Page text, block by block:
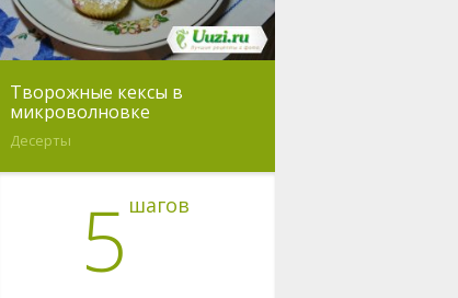
Творожные кексы в
микроволновке
Десерты
5 шагов